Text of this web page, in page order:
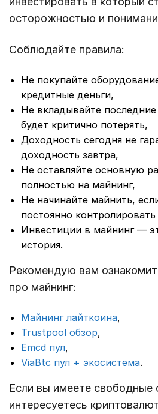
осторожностью и
Соблюдайте правила:
Не покупайте
кредитные деньги,
Не вкладывайте
будет критично потерять,
Доходность сегодня не
доходность завтра,
Не оставляйте основную
полностью на майнинг,
Не начинайте майнить,
постоянно
Инвестиции в майнинг —
история.
Рекомендую вам
про майнинг:
Майнинг лайткоина,
Trustpool обзор,
Emcd пул,
ViaBtc пул + экосистема.
Если вы имеете свободные
интересуетесь